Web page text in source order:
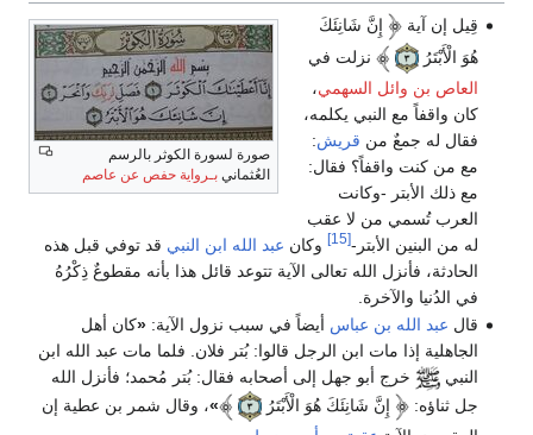
صورة لسورة الكوثر بالرسم
العُثماني بـرواية حفص عن عاصم
قِيل إن آية
إِنَّ شَانِئَكَ
هُوَ الْأَبْتَرُ
نزلت في
العاص بن وائل السهمي،
كان واقفاً مع النبي يكلمه،
فقال له جمعٌ من قريش:
مع من كنت واقفاً؟ فقال:
مع ذلك الأبتر -وكانت
العرب تُسمي من لا عقب
له من البنين الأبتر-[15] وكان عبد الله ابن النبي قد توفي قبل هذه
الحادثة، فأنزل الله تعالى الآية تتوعد قائل هذا بأنه مقطوعٌ ذِكْرُهُ
في الدُنيا والآخرة.
قال عبد الله بن عباس أيضاً في سبب نزول الآية:«كان أهل
الجاهلية إذا مات ابن الرجل قالوا: بُتر فلان. فلما مات عبد الله ابن
النبي
خرج أبو جهل إلى أصحابه فقال: بُتر مُحمد؛ فأنزل الله
جل ثناؤه:
إِنَّ شَانِئَكَ هُوَ الْأَبْتَرُ »، وقال شمر بن عطية إن